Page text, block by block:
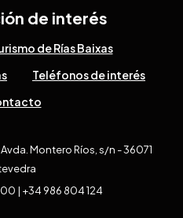
de interés
de Rías Baixas
Teléfonos de interés
Montero Ríos, s/n - 36071
| +34 986 804 124